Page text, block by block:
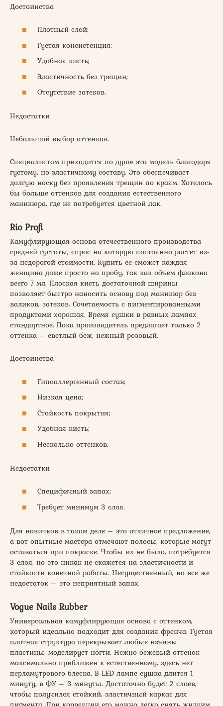
Достоинства
Плотный слой;
Густая консистенция;
Удобная кисть;
Эластичность без трещин;
Отсутствие затеков.
Недостатки
Небольшой выбор оттенков.
Специалистам приходится по душе эта модель благодаря
густому, но эластичному составу. Это обеспечивает
долгую носку без проявления трещин по краям. Хотелось
бы больше оттенков для создания естественного
маникюра, где не потребуется цветной лак.
Rio Profi
Камуфлирующая основа отечественного производства
средней густоты, спрос на которую постоянно растет из-
за недорогой стоимости. Купить ее сможет каждая
женщина даже просто на пробу, так как объем флакона
всего 7 мл. Плоская кисть достаточной ширины
позволяет быстро наносить основу под маникюр без
валиков, затеков. Сочетаемость с пигментированными
продуктами хорошая. Время сушки в разных лампах
стандартное. Пока производитель предлагает только 2
оттенка – светлый беж, нежный розовый.
Достоинства
Гипоаллергенный состав;
Низкая цена;
Стойкость покрытия;
Удобная кисть;
Несколько оттенков.
Недостатки
Специфичный запах;
Требует минимум 3 слоя.
Для новичков в таком деле – это отличное предложение,
а вот опытные мастера отмечают полосы, которые могут
оставаться при покраске. Чтобы их не было, потребуется
3 слоя, но это никак не скажется на эластичности и
стойкости конечной работы. Несущественный, но все же
недостаток – это неприятный запах.
Vogue Nails Rubber
Универсальная камуфлирующая основа с оттенком,
который идеально подходит для создания френча. Густая
плотная структура перекрывает любые изъяны
пластины, моделирует ногти. Нежно-бежевый оттенок
максимально приближен к естественному, здесь нет
перламутрового блеска. В LED лампе сушка длится 1
минуту, в ФУ – 3 минуты. Достаточно будет 2 слоев,
чтобы получился стойкий, эластичный каркас для